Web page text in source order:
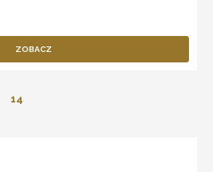
ZOBACZ
14